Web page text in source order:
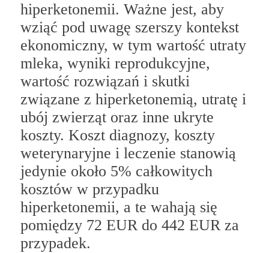
hiperketonemii. Ważne jest, aby
wziąć pod uwagę szerszy kontekst
ekonomiczny, w tym wartość utraty
mleka, wyniki reprodukcyjne,
wartość rozwiązań i skutki
związane z hiperketonemią, utratę i
ubój zwierząt oraz inne ukryte
koszty. Koszt diagnozy, koszty
weterynaryjne i leczenie stanowią
jedynie około 5% całkowitych
kosztów w przypadku
hiperketonemii, a te wahają się
pomiędzy 72 EUR do 442 EUR za
przypadek.